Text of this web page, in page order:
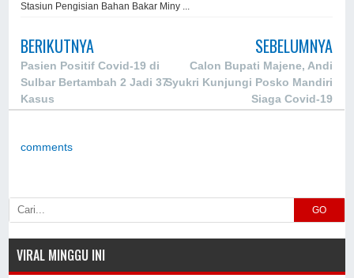
Stasiun Pengisian Bahan Bakar Miny ...
BERIKUTNYA
Pasien Positif Covid-19 di
Sulbar Bertambah 2 Jadi 37
Kasus
SEBELUMNYA
Calon Bupati Majene, Andi
Syukri Kunjungi Posko Mandiri
Siaga Covid-19
comments
GO
VIRAL MINGGU INI